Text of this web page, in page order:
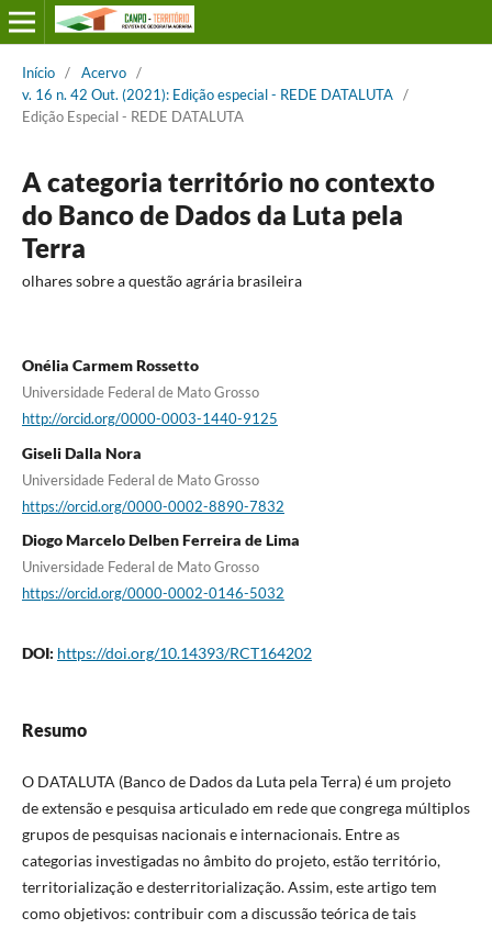
Início / Acervo /
v. 16 n. 42 Out. (2021): Edição especial - REDE DATALUTA /
Edição Especial - REDE DATALUTA
A categoria território no contexto
do Banco de Dados da Luta pela
Terra
olhares sobre a questão agrária brasileira
Onélia Carmem Rossetto
Universidade Federal de Mato Grosso
http://orcid.org/0000-0003-1440-9125
Giseli Dalla Nora
Universidade Federal de Mato Grosso
https://orcid.org/0000-0002-8890-7832
Diogo Marcelo Delben Ferreira de Lima
Universidade Federal de Mato Grosso
https://orcid.org/0000-0002-0146-5032
DOI: https://doi.org/10.14393/RCT164202
Resumo
O DATALUTA (Banco de Dados da Luta pela Terra) é um projeto
de extensão e pesquisa articulado em rede que congrega múltiplos
grupos de pesquisas nacionais e internacionais. Entre as
categorias investigadas no âmbito do projeto, estão território,
territorialização e desterritorialização. Assim, este artigo tem
como objetivos: contribuir com a discussão teórica de tais